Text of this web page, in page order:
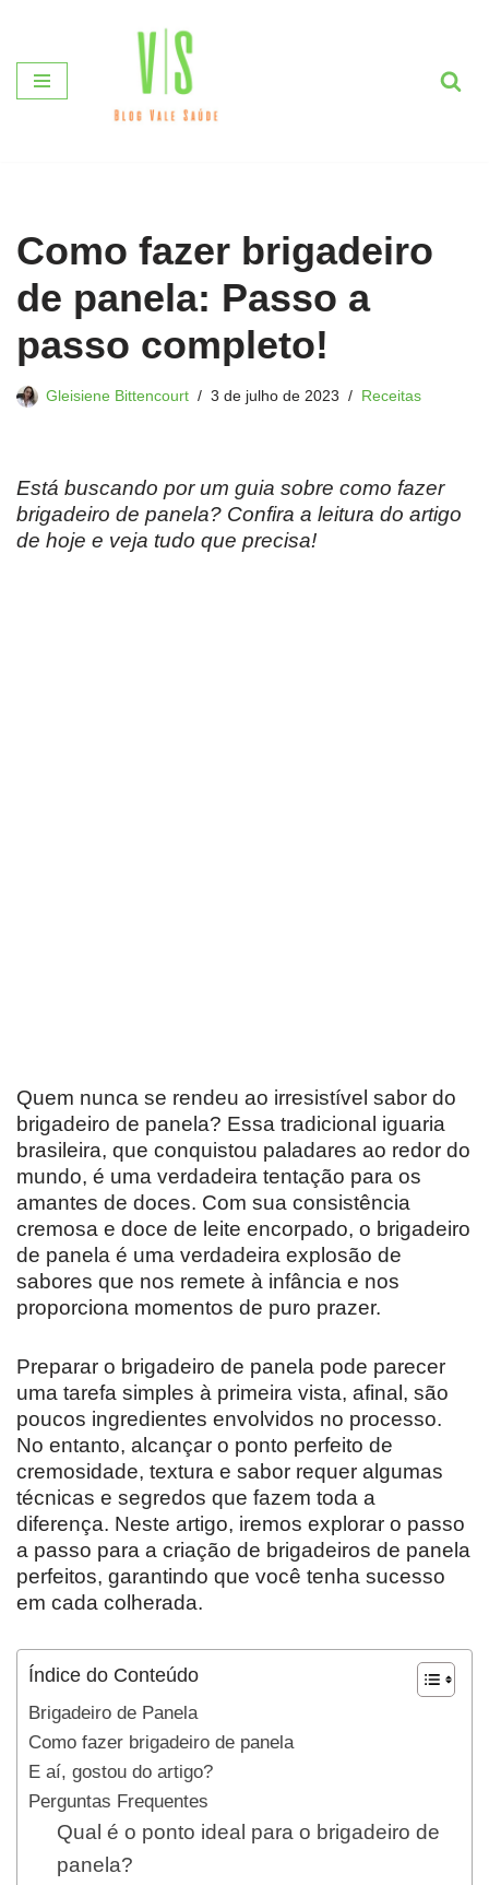
Pular
para
Como fazer brigadeiro
de panela: Passo a
passo completo!
Gleisiene Bittencourt 3 de julho de 2023 Receitas
Está buscando por um guia sobre como fazer
brigadeiro de panela? Confira a leitura do artigo
de hoje e veja tudo que precisa!
Quem nunca se rendeu ao irresistível sabor do
brigadeiro de panela? Essa tradicional iguaria
brasileira, que conquistou paladares ao redor do
mundo, é uma verdadeira tentação para os
amantes de doces. Com sua consistência
cremosa e doce de leite encorpado, o brigadeiro
de panela é uma verdadeira explosão de
sabores que nos remete à infância e nos
proporciona momentos de puro prazer.
Preparar o brigadeiro de panela pode parecer
uma tarefa simples à primeira vista, afinal, são
poucos ingredientes envolvidos no processo.
No entanto, alcançar o ponto perfeito de
cremosidade, textura e sabor requer algumas
técnicas e segredos que fazem toda a
diferença. Neste artigo, iremos explorar o passo
a passo para a criação de brigadeiros de panela
perfeitos, garantindo que você tenha sucesso
em cada colherada.
Índice do Conteúdo
Brigadeiro de Panela
Como fazer brigadeiro de panela
E aí, gostou do artigo?
Perguntas Frequentes
Qual é o ponto ideal para o brigadeiro de
panela?